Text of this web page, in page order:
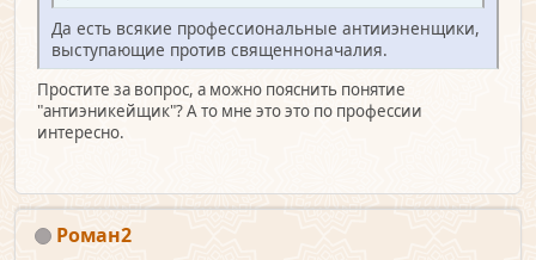
Да есть всякие профессиональные антииэненщики,
выступающие против священноначалия.
Простите за вопрос, а можно пояснить понятие
"антиэникейщик"? А то мне это это по профессии
интересно.
Роман2